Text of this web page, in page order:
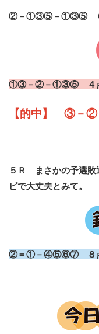
②－①③⑤－①③⑤
①③－②－①③⑤ ４
【的中】 ③－
５Ｒ まさかの予選
ビで大丈夫とみて。
②＝①－④⑤⑥⑦ ８